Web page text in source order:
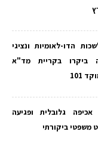
הדו-לאומיות ונציגי
ביקרו בקריית מד"א
101
אכיפה גלובלית ופגיעה
משפטי ביקורתי